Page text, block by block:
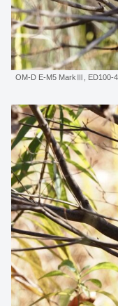
OM-D E-M5 MarkⅢ, ED100-